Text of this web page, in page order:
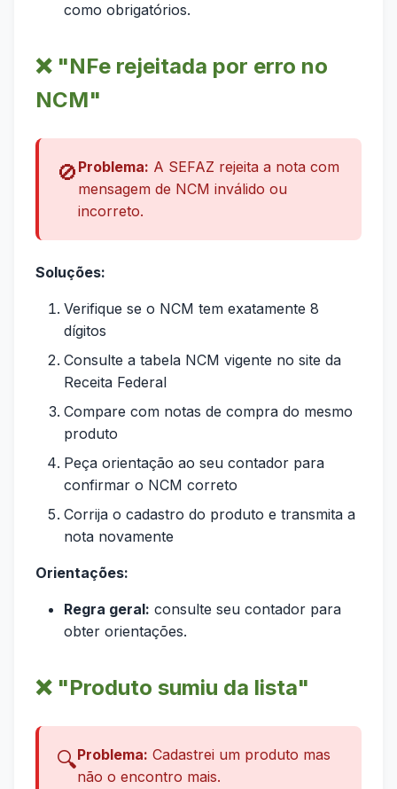
como obrigatórios.
❌ "NFe rejeitada por erro no
NCM"
🚫 Problema: A SEFAZ rejeita a nota com
mensagem de NCM inválido ou
incorreto.
Soluções:
Verifique se o NCM tem exatamente 8
dígitos
Consulte a tabela NCM vigente no site da
Receita Federal
Compare com notas de compra do mesmo
produto
Peça orientação ao seu contador para
confirmar o NCM correto
Corrija o cadastro do produto e transmita a
nota novamente
Orientações:
Regra geral: consulte seu contador para
obter orientações.
❌ "Produto sumiu da lista"
🔍Problema: Cadastrei um produto mas
não o encontro mais.